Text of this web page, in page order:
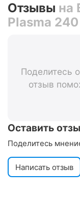
Отзывы на
Plasma
Поделитесь
отзыв
Оставить
Поделитесь
Написать отзыв